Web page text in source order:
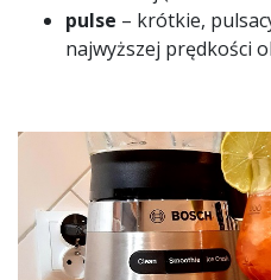
pulse – krótkie,
najwyższej prędkości